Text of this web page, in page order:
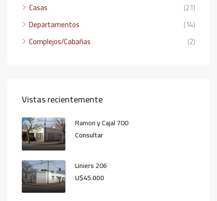
Casas
(21)
Departamentos
(14)
Complejos/Cabañas
(2)
Vistas recientemente
Ramon y Cajal 700
Consultar
Liniers 206
U$45.000